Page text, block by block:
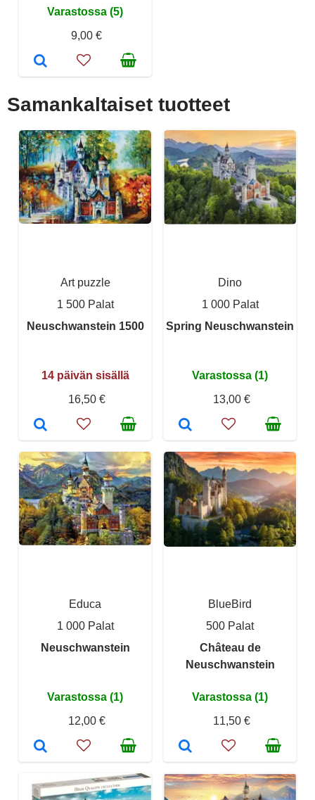
Varastossa (5)
9,00 €
Samankaltaiset tuotteet
Art puzzle
1 500 Palat
Neuschwanstein 1500
14 päivän sisällä
16,50 €
Dino
1 000 Palat
Spring Neuschwanstein
Varastossa (1)
13,00 €
Educa
1 000 Palat
Neuschwanstein
Varastossa (1)
12,00 €
BlueBird
500 Palat
Château de
Neuschwanstein
Varastossa (1)
11,50 €